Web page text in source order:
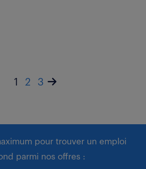
1 2 3
pour trouver un emploi
parmi nos offres :